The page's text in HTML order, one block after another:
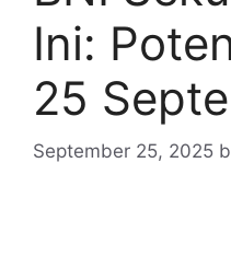
Ini:
25
September 25, 2025